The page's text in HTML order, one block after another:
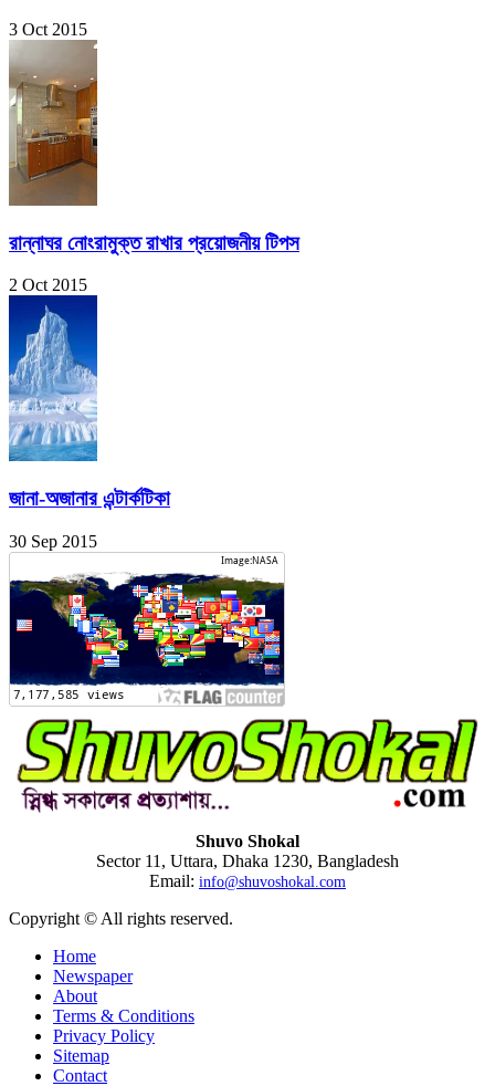
3 Oct 2015
রান্নাঘর নোংরামুক্ত রাখার প্রয়োজনীয় টিপস
2 Oct 2015
জানা-অজানার এন্টার্কটিকা
30 Sep 2015
Shuvo Shokal
Sector 11, Uttara, Dhaka 1230, Bangladesh
Email: info@shuvoshokal.com
Copyright © All rights reserved.
Home
Newspaper
About
Terms & Conditions
Privacy Policy
Sitemap
Contact